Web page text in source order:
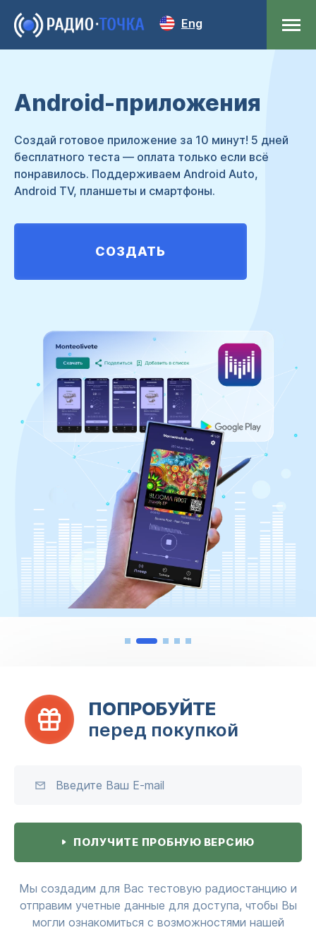
Eng
iOS-приложения
Сложности с iOS-приложениями? Мы умеем их
готовить! Мы опубликовали в App Store уже более
100 приложений для радио!
ПОПРОБУЙТЕ
перед покупкой
ПОЛУЧИТЕ ПРОБНУЮ ВЕРСИЮ
Мы создадим для Вас тестовую радиостанцию и
отправим учетные данные для доступа, чтобы Вы
могли ознакомиться с возможностями нашей